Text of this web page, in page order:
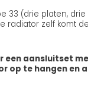
33 (drie platen,
radiator zelf komt
een aansluitset
op te hangen en